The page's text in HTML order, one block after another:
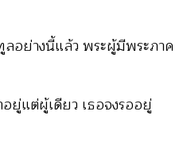
อย่างนี้แล้ว พระผู้มีพระภาค
ยู่แต่ผู้เดียว เธอจงรออยู่